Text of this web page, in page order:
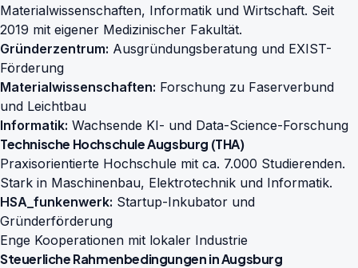
Materialwissenschaften, Informatik und Wirtschaft. Seit
2019 mit eigener Medizinischer Fakultät.
Gründerzentrum: Ausgründungsberatung und EXIST-
Förderung
Materialwissenschaften: Forschung zu Faserverbund
und Leichtbau
Informatik: Wachsende KI- und Data-Science-Forschung
Technische Hochschule Augsburg (THA)
Praxisorientierte Hochschule mit ca. 7.000 Studierenden.
Stark in Maschinenbau, Elektrotechnik und Informatik.
HSA_funkenwerk: Startup-Inkubator und
Gründerförderung
Enge Kooperationen mit lokaler Industrie
Steuerliche Rahmenbedingungen in Augsburg